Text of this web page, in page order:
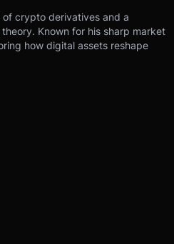
crypto derivatives and a
Known for his sharp market
how digital assets reshape